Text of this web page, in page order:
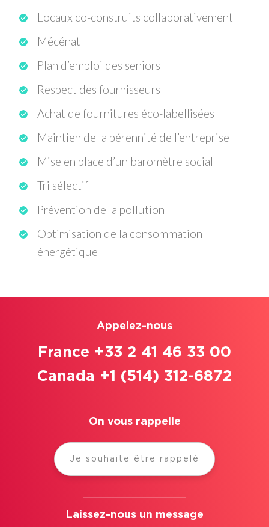
Locaux co-construits collaborativement
Mécénat
Plan d’emploi des seniors
Respect des fournisseurs
Achat de fournitures éco-labellisées
Maintien de la pérennité de l’entreprise
Mise en place d’un baromètre social
Tri sélectif
Prévention de la pollution
Optimisation de la consommation
énergétique
Appelez-nous
France +33 2 41 46 33 00
Canada +1 (514) 312-6872
On vous rappelle
Je souhaite être rappelé
Laissez-nous un message